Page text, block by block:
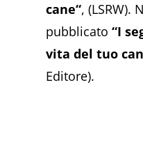
cane“, (LSRW).
pubblicato“I
vita del tuo
Editore).